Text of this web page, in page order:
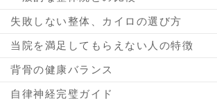
失敗しない整体、カイロの選び方
当院を満足してもらえない人の特徴
背骨の健康バランス
自律神経完璧ガイド